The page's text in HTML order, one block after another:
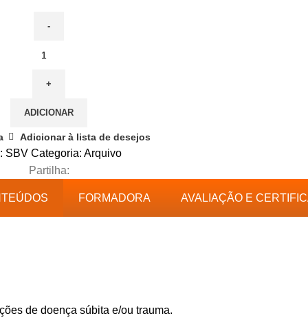
ADICIONAR
Adicionar à lista de desejos
SBV Categoria: Arquivo
Partilha:
FORMADORA AVALIAÇÃO E
de doença súbita e/ou trauma.